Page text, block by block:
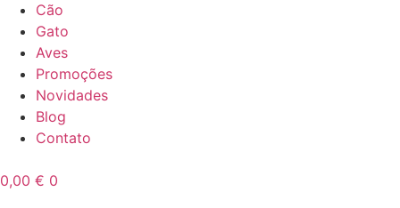
Cão
Gato
Aves
Promoções
Novidades
Blog
Contato
0,00 € 0